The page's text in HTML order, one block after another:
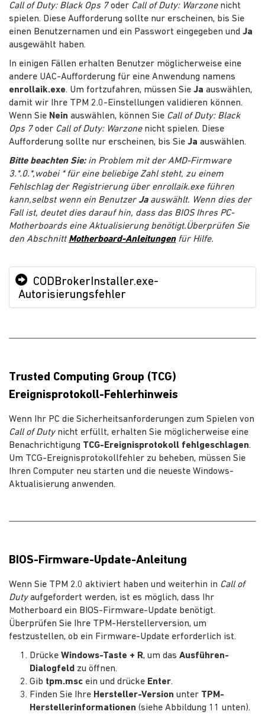
Call of Duty: Black Ops 7oder Call of Duty: Warzonenicht
spielen. Diese Aufforderung sollte nur erscheinen, bis Sie
einen Benutzernamen und ein Passwort eingegeben und Ja
ausgewählt haben.
In einigen Fällen erhalten Benutzer möglicherweise eine
andere UAC-Aufforderung für eine Anwendung namens
enrollaik.exe. Um fortzufahren, müssen Sie Ja auswählen,
damit wir Ihre TPM 2.0-Einstellungen validieren können.
Wenn Sie Nein auswählen, können Sie Call of Duty: Black
Ops 7oder Call of Duty: Warzonenicht spielen. Diese
Aufforderung sollte nur erscheinen, bis Sie Ja auswählen.
Bitte beachten Sie:in Problem mit der AMD-Firmware
3.*.0.*,wobei * für eine beliebige Zahl steht, zu einem
Fehlschlag der Registrierung über enrollaik.exe führen
kann,selbst wenn ein BenutzerJaauswählt. Wenn dies der
Fall ist, deutet dies darauf hin, dass das BIOS Ihres PC-
Motherboards eine Aktualisierung benötigt.Überprüfen Sie
den Abschnitt Motherboard-Anleitungenfür Hilfe.
CODBrokerInstaller.exe-
Autorisierungsfehler
Trusted Computing Group (TCG)
Ereignisprotokoll-Fehlerhinweis
Wenn Ihr PC die Sicherheitsanforderungen zum Spielen von
Call of Dutynicht erfüllt, erhalten Sie möglicherweise eine
Benachrichtigung TCG-Ereignisprotokoll fehlgeschlagen.
Um TCG-Ereignisprotokollfehler zu beheben, müssen Sie
Ihren Computer neu starten und die neueste Windows-
Aktualisierung anwenden.
BIOS-Firmware-Update-Anleitung
Wenn Sie TPM 2.0 aktiviert haben und weiterhin in Call of
Dutyaufgefordert werden, ist es möglich, dass Ihr
Motherboard ein BIOS-Firmware-Update benötigt.
Überprüfen Sie Ihre TPM-Herstellerversion, um
festzustellen, ob ein Firmware-Update erforderlich ist.
Drücke Windows-Taste + R, um das Ausführen-
Dialogfeld zu öffnen.
Gib tpm.msc ein und drücke Enter.
Finden Sie Ihre Hersteller-Version unter TPM-
Herstellerinformationen (siehe Abbildung 11 unten).